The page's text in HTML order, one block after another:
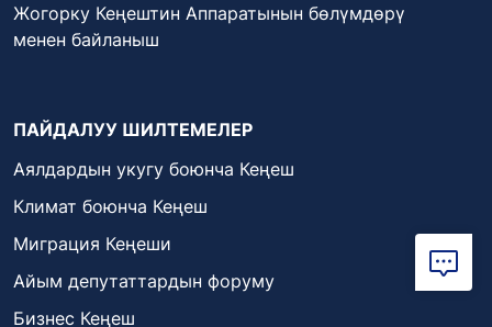
Жогорку Кеңештин Аппаратынын бөлүмдөрү
менен байланыш
ПАЙДАЛУУ ШИЛТЕМЕЛЕР
Аялдардын укугу боюнча Кеңеш
Климат боюнча Кеңеш
Миграция Кеңеши
Айым депутаттардын форуму
Бизнес Кеңеш